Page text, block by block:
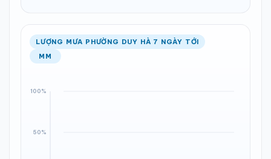
LƯỢNG MƯA PHƯỜNG DUY HÀ 7 NGÀY TỚI
MM